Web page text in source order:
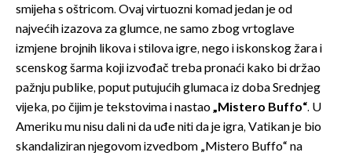
smijeha s oštricom. Ovaj virtuozni komad jedan je od
najvećih izazova za glumce, ne samo zbog vrtoglave
izmjene brojnih likova i stilova igre, nego i iskonskog žara i
scenskog šarma koji izvođač treba pronaći kako bi držao
pažnju publike, poput putujućih glumaca iz doba Srednjeg
vijeka, po čijim je tekstovima i nastao„Mistero Buffo“. U
Ameriku mu nisu dali ni da uđe niti da je igra, Vatikan je bio
skandaliziran njegovom izvedbom „Mistero Buffo“ na